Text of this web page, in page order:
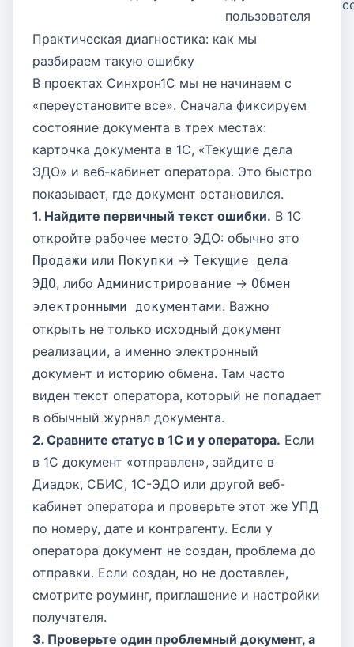
пользователя
Практическая диагностика: как мы
разбираем такую ошибку
В проектах Синхрон1С мы не начинаем с
«переустановите все». Сначала фиксируем
состояние документа в трех местах:
карточка документа в 1С, «Текущие дела
ЭДО» и веб-кабинет оператора. Это быстро
показывает, где документ остановился.
1. Найдите первичный текст ошибки. В 1С
откройте рабочее место ЭДО: обычно это
Продажи или Покупки -> Текущие дела
ЭДО, либо Администрирование -> Обмен
электронными документами. Важно
открыть не только исходный документ
реализации, а именно электронный
документ и историю обмена. Там часто
виден текст оператора, который не попадает
в обычный журнал документа.
2. Сравните статус в 1С и у оператора. Если
в 1С документ «отправлен», зайдите в
Диадок, СБИС, 1С-ЭДО или другой веб-
кабинет оператора и проверьте этот же УПД
по номеру, дате и контрагенту. Если у
оператора документ не создан, проблема до
отправки. Если создан, но не доставлен,
смотрите роуминг, приглашение и настройки
получателя.
3. Проверьте один проблемный документ, а